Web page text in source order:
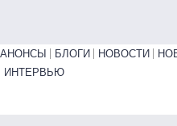
Primary links bottom
АНОНСЫ БЛОГИ НОВОСТИ
ИНТЕРВЬЮ